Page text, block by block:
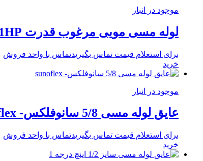
موجود در انبار
لوله مسی مویی مرغوب قدرت 1HP اصلی
برای استعلام قیمت تماس بگیریدتماس با واحد فروش
خرید
موجود در انبار
عایق لوله مسی 5/8 سانوفلکس- sunoflex
برای استعلام قیمت تماس بگیریدتماس با واحد فروش
خرید